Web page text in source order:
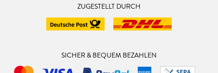
ZUGESTELLT DURCH
SICHER & BEQUEM BEZAHLEN